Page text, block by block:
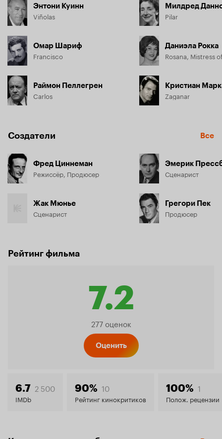
Энтони Куинн
Viñolas
Омар Шариф
Francisco
Раймон Пеллегрен
Carlos
Милдред
Pilar
Даниэла Рокка
Rosana, Mistress
Кристиан
Zaganar
Создатели Все
Фред Циннеман
Режиссёр, Продюсер
Жак Мюнье
Сценарист
Эмерик
Сценарист
Грегори Пек
Продюсер
Рейтинг фильма
7.2
Рейтинг
7.2
277 оценок
Оценить
6.7 2 500
IMDb
90% 10
Рейтинг кинокритиков
100% 1
Полож. рецензии